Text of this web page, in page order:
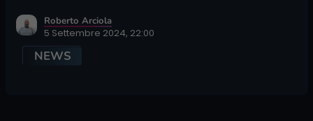
Roberto Arciola
5 Settembre 2024, 22:00
NEWS